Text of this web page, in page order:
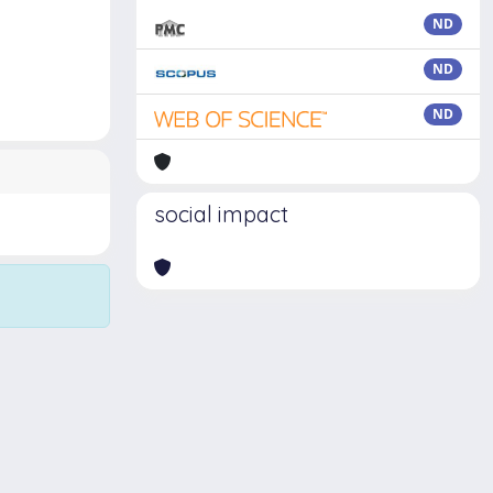
ND
ND
ND
social impact